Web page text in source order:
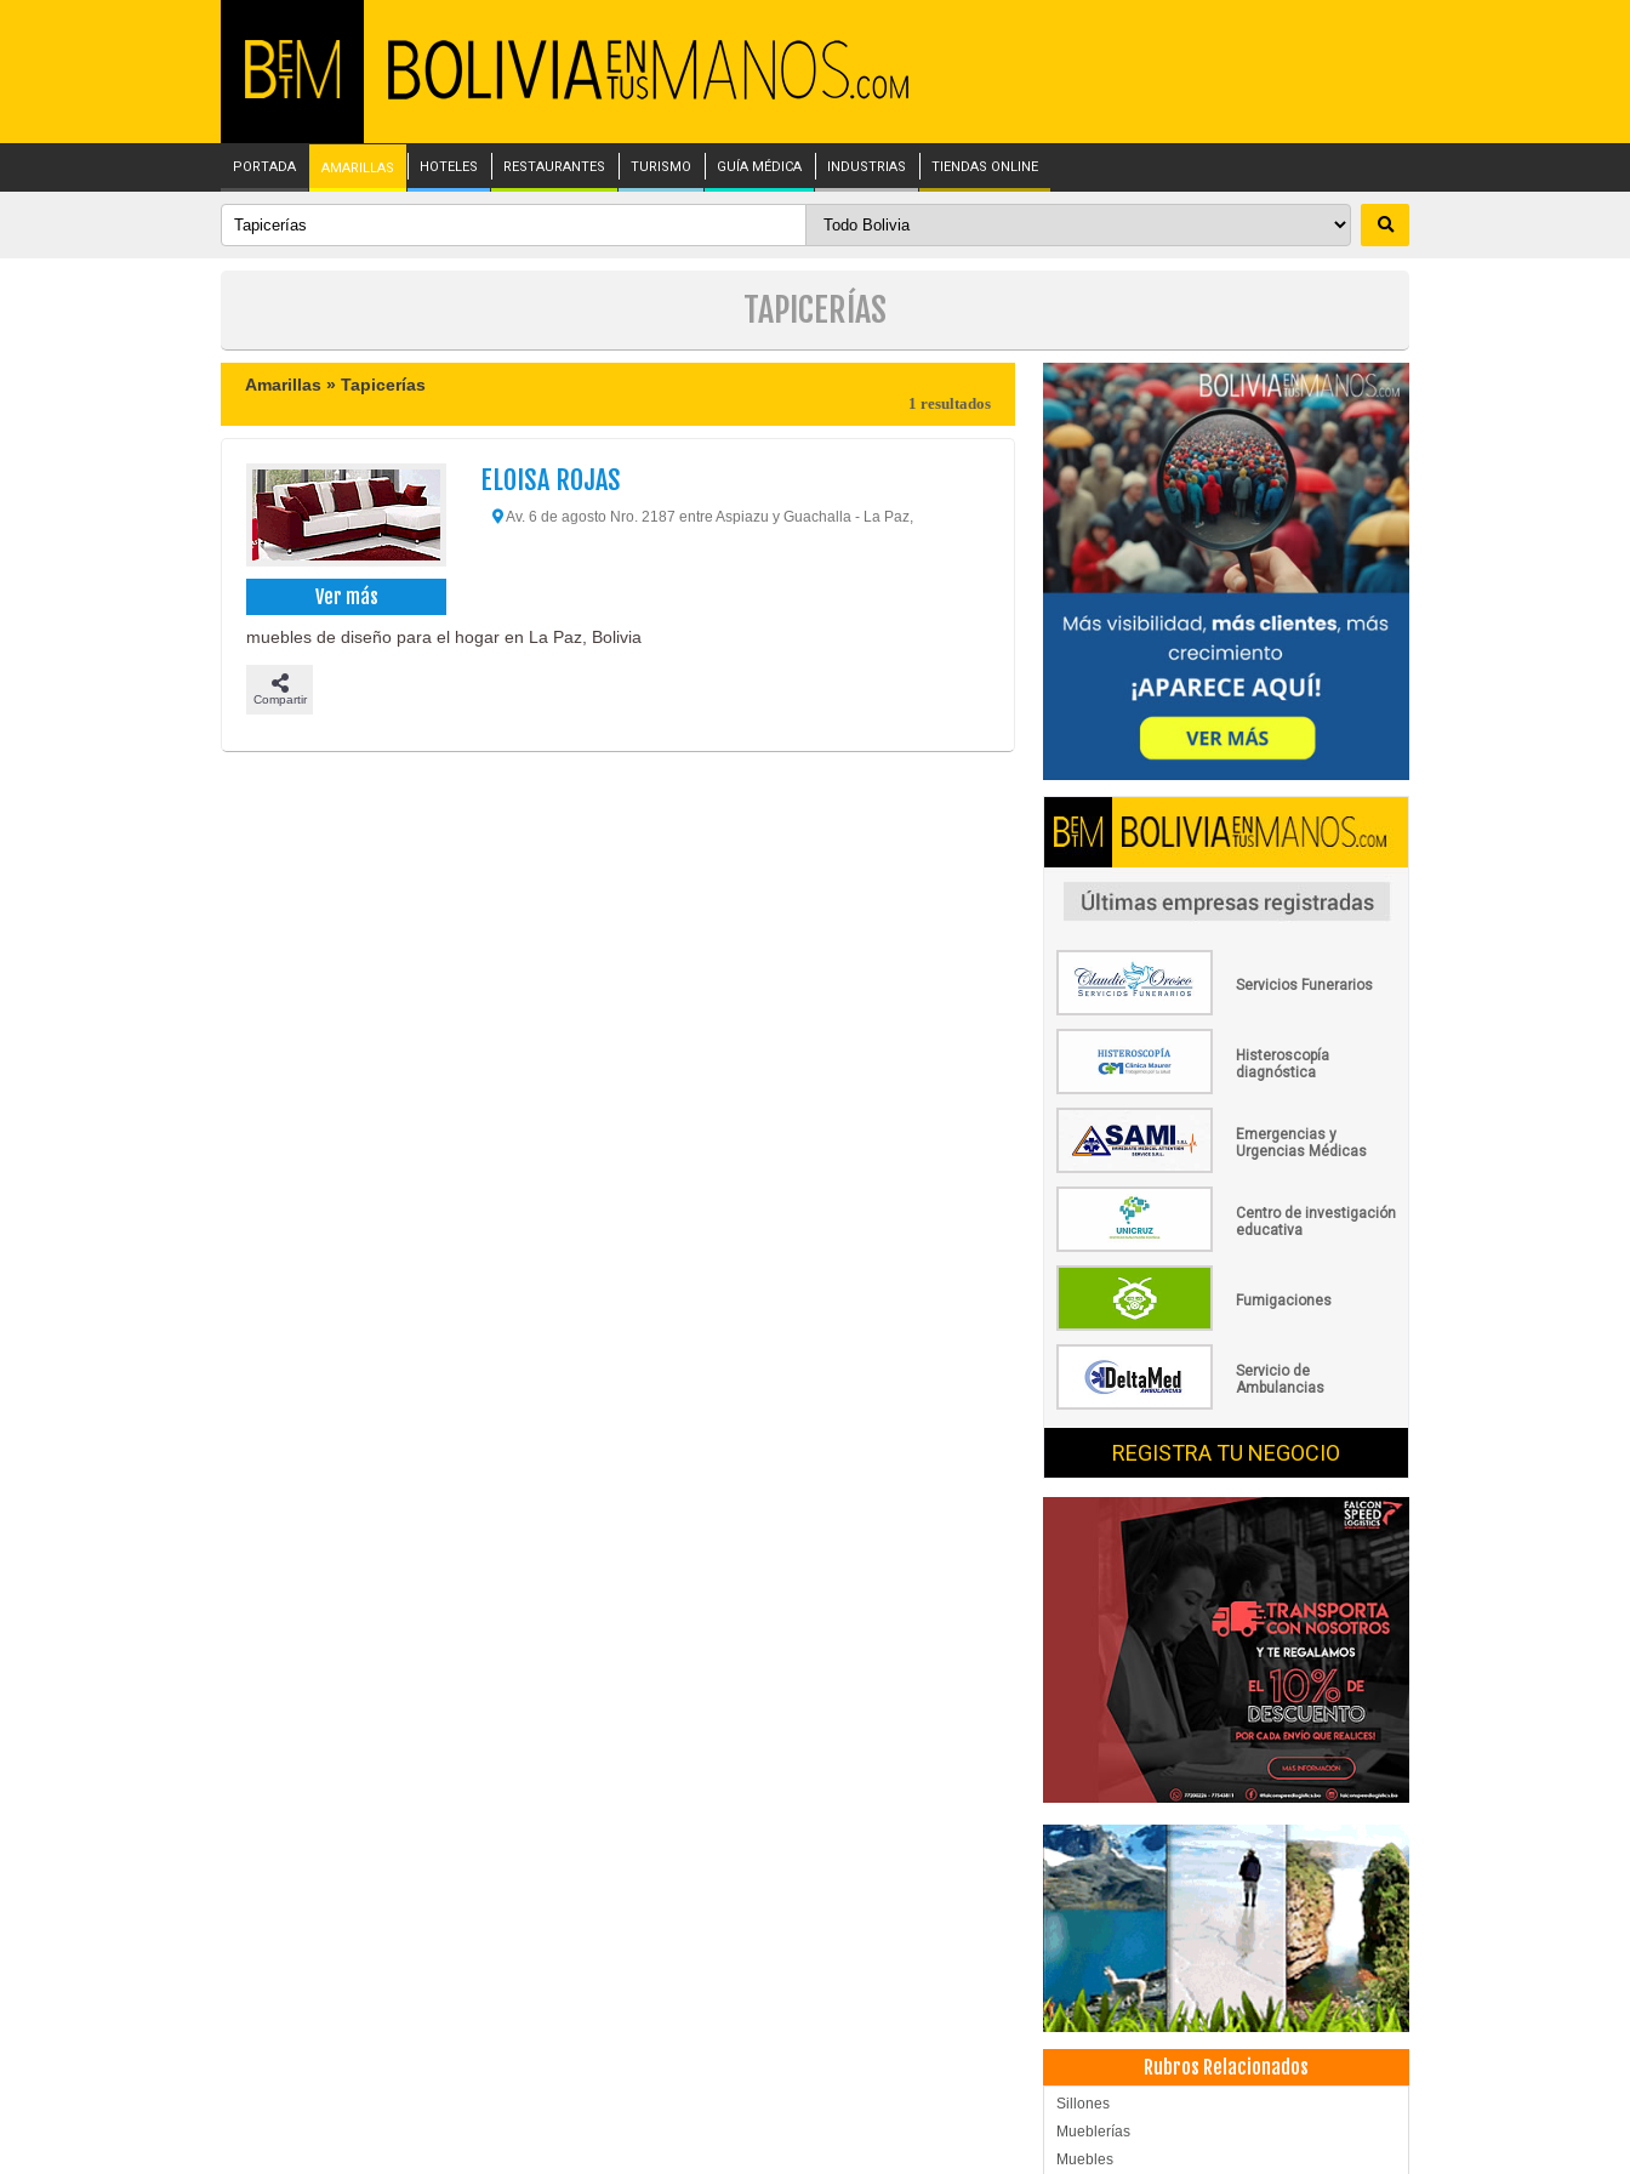
PORTADA AMARILLAS HOTELES RESTAURANTES TURISMO GUÍA MÉDICA INDUSTRIAS TIENDAS ONLINE
TAPICERÍAS
Amarillas » Tapicerías
1 resultados
Ver más
ELOISA ROJAS
Av. 6 de agosto Nro. 2187 entre Aspiazu y Guachalla - La Paz,
muebles de diseño para el hogar en La Paz, Bolivia
Compartir
Servicios Funerarios
Histeroscopía
diagnóstica
Emergencias y
Urgencias Médicas
Centro de investigación
educativa
Fumigaciones
Servicio de
Ambulancias
REGISTRA TU NEGOCIO
Rubros Relacionados
Sillones
Mueblerías
Muebles